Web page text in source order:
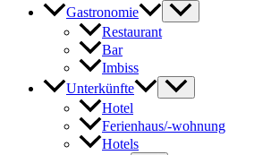
Gastronomie
Restaurant
Bar
Imbiss
Unterkünfte
Hotel
Ferienhaus/-wohnung
Hotels